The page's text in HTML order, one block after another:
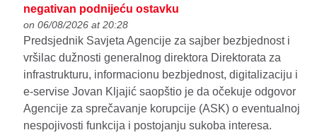
negativan podnijeću ostavku
on 06/08/2026 at 20:28
Predsjednik Savjeta Agencije za sajber bezbjednost i
vršilac dužnosti generalnog direktora Direktorata za
infrastrukturu, informacionu bezbjednost, digitalizaciju i
e-servise Jovan Kljajić saopštio je da očekuje odgovor
Agencije za sprečavanje korupcije (ASK) o eventualnoj
nespojivosti funkcija i postojanju sukoba interesa.